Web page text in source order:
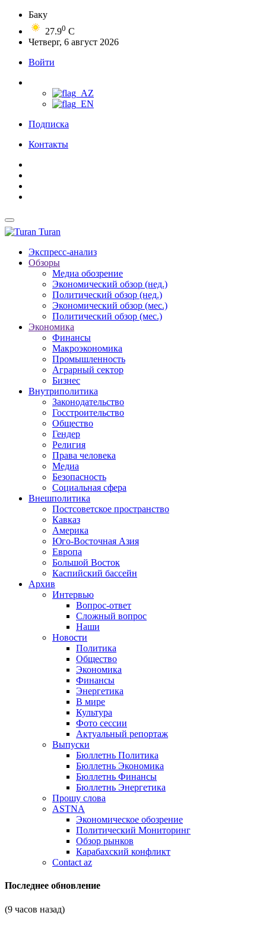
Баку
27.90 C
Четверг, 6 август 2026
Войти
Подписка
Контакты
Turan
Экспресс-анализ
Обзоры
Медиа обозрение
Экономический обзор (нед.)
Политический обзор (нед.)
Экономический обзор (мес.)
Политический обзор (мес.)
Экономика
Финансы
Макроэкономика
Промышленность
Аграрный сектор
Бизнес
Внутриполитика
Законодательство
Госстроительство
Общество
Гендер
Религия
Права человека
Медиа
Безопасность
Социальная сфера
Внешполитика
Постсоветское пространство
Кавказ
Америка
Юго-Восточная Азия
Европа
Большой Восток
Каспийский бассейн
Архив
Интервью
Вопрос-ответ
Сложный вопрос
Наши
Новости
Политика
Общество
Экономика
Финансы
Энергетика
В мире
Культура
Фото сессии
Актуальный репортаж
Выпуски
Бюллетнь Политика
Бюллетнь Экономика
Бюллетнь Финансы
Бюллетнь Энергетика
Прошу слова
ASTNA
Экономическое обозрение
Политический Мониторинг
Обзор рынков
Карабахский конфликт
Contact az
Последнее обновление
(9 часов назад)